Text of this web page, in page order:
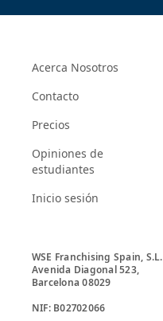
Acerca Nosotros
Contacto
Precios
Opiniones de
estudiantes
Inicio sesión
WSE Franchising Spain, S.L.
Avenida Diagonal 523,
Barcelona 08029